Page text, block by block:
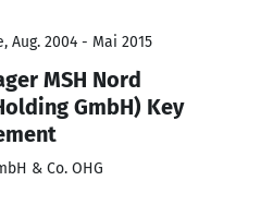
Aug. 2004 - Mai 2015
MSH Nord
GmbH) Key
& Co. OHG